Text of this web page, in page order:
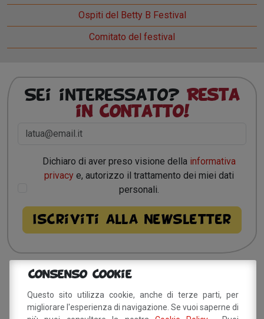
Ospiti del Betty B Festival
Comitato del festival
Sei interessato? Resta
in contatto!
Dichiaro di aver preso visione della informativa
privacy e, autorizzo il trattamento dei miei dati
personali.
Sito a cura del Comune di
Savignano sul Panaro
Consenso Cookie
Questo sito utilizza cookie, anche di terze parti, per
migliorare l'esperienza di navigazione. Se vuoi saperne di